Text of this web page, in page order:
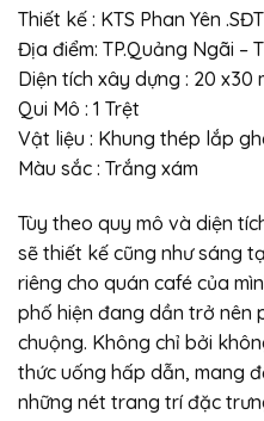
Thiết kế : KTS Phan Yên
Địa điểm: TP.Quảng Ngãi –
Diện tích xây dựng : 20 x30
Qui Mô : 1 Trệt
Vật liệu : Khung thép lắp
Màu sắc : Trắng xám
Tùy theo quy mô và diện
sẽ thiết kế cũng như sáng
riêng cho quán café của
phố hiện đang dần trở nên
chuộng. Không chỉ bởi
thức uống hấp dẫn, mang
những nét trang trí đặc